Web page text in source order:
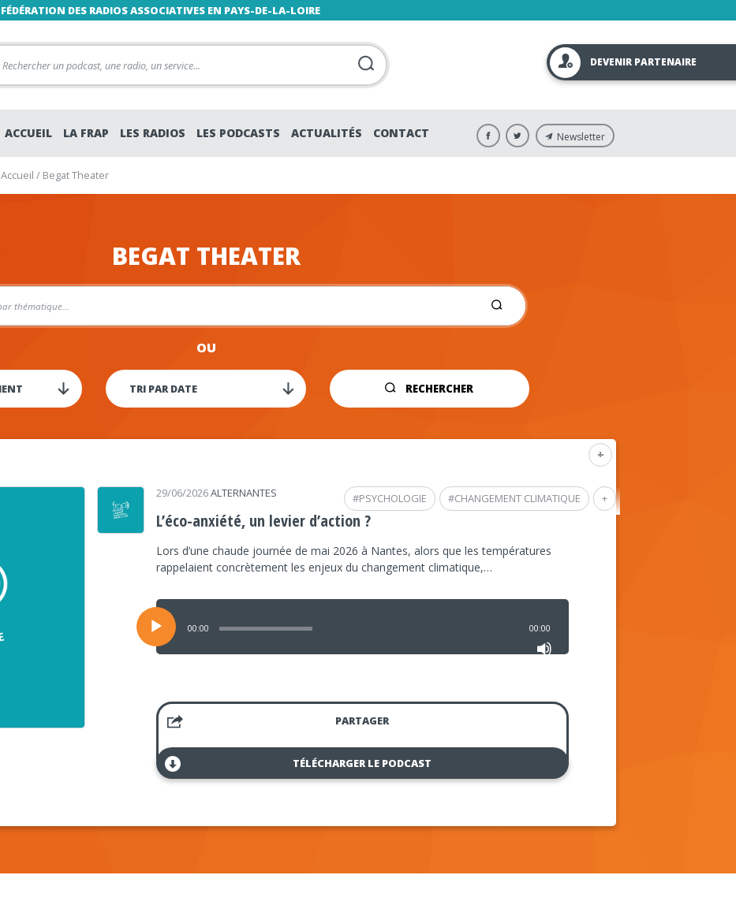
FÉDÉRATION DES RADIOS ASSOCIATIVES EN PAYS-DE-LA-LOIRE
DEVENIR PARTENAIRE
ACCUEIL LA FRAP LES RADIOS LES PODCASTS ACTUALITÉS CONTACT Newsletter
Accueil / Begat Theater
BEGAT THEATER
OU
RECHERCHER
+
+
#CHANGEMENT CLIMATIQUE
#PSYCHOLOGIE
29/06/2026ALTERNANTES
L’éco-anxiété, un levier d’action ?
Lors d’une chaude journée de mai 2026 à Nantes, alors que les températures
rappelaient concrètement les enjeux du changement climatique,…
Lecteur
audio
00:00 00:00
PARTAGER
TÉLÉCHARGER LE PODCAST